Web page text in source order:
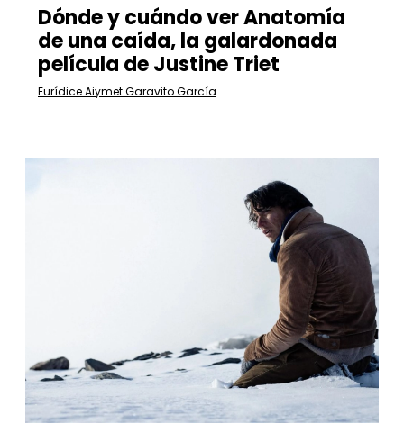
Dónde y cuándo ver Anatomía
de una caída, la galardonada
película de Justine Triet
Eurídice Aiymet Garavito García